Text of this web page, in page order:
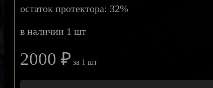
остаток протектора: 32%
в наличии 1 шт
2000 ₽ за 1 шт